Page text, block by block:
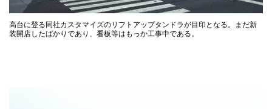
高台に登る同社カスタマイズのリフトアップタンドラが目印となる。まだ新
装開店したばかりであり、看板等はもっか工事中である。